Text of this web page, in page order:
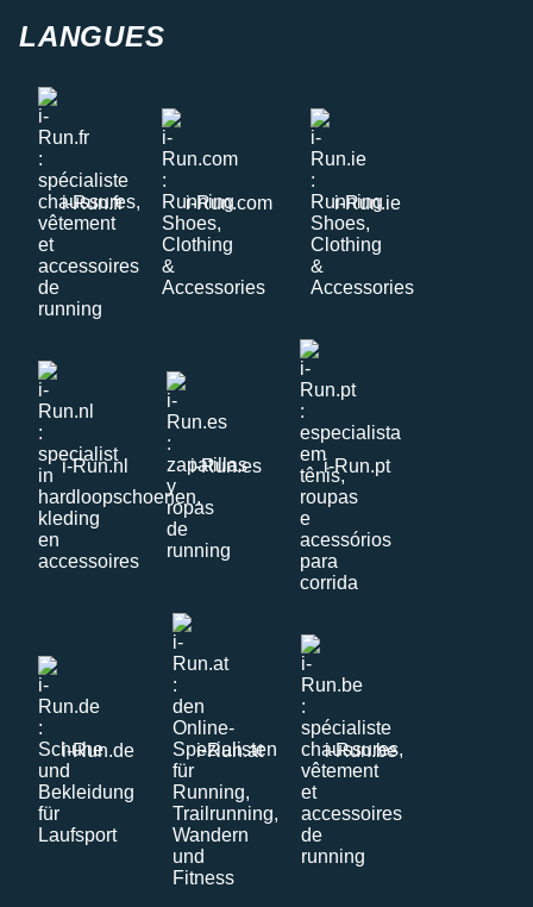
LANGUES
i-Run.fr i-Run.com i-Run.ie
i-Run.nl i-Run.es i-Run.pt
i-Run.de i-Run.at i-Run.be